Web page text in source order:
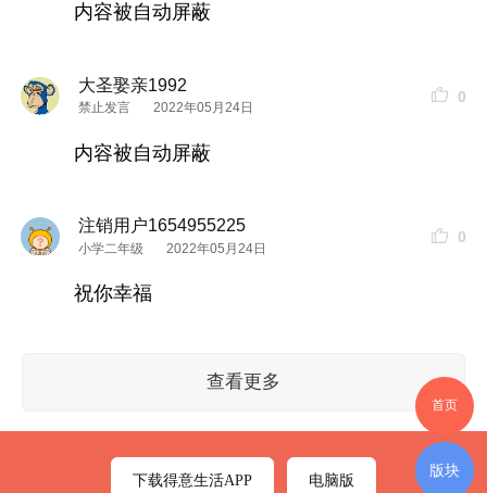
内容被自动屏蔽
大圣娶亲1992
禁止发言 2022年05月24日
0
内容被自动屏蔽
注销用户1654955225
小学二年级 2022年05月24日
0
祝你幸福
查看更多
首页
版块
下载得意生活APP 电脑版